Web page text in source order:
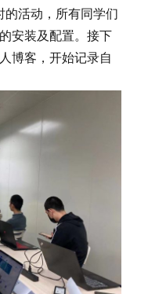
的活动，所有同学们
安装及配置。接下
博客，开始记录自